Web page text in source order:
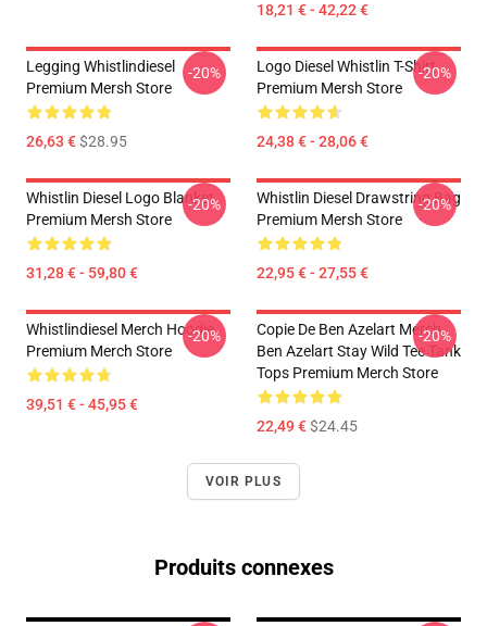
18,21 € - 42,22 €
Legging Whistlindiesel
Premium Mersh Store
26,63 €$28.95
-20%
Logo Diesel Whistlin T-Shirt
Premium Mersh Store
24,38 € - 28,06 €
-20%
Whistlin Diesel Logo Blanket
Premium Mersh Store
31,28 € - 59,80 €
-20%
Whistlin Diesel Drawstring Bag
Premium Mersh Store
22,95 € - 27,55 €
-20%
Whistlindiesel Merch Hoodie
Premium Merch Store
39,51 € - 45,95 €
-20%
Copie De Ben Azelart Merch
Ben Azelart Stay Wild Tee Tank
Tops Premium Merch Store
22,49 €$24.45
-20%
VOIR PLUS
Produits connexes